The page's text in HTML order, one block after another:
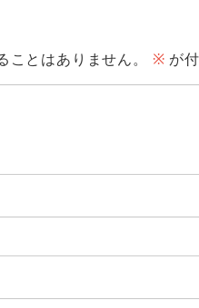
とはありません。 ※ が